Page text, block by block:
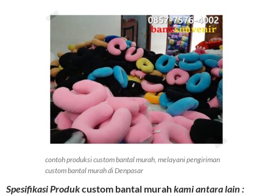
contoh produksi custom bantal murah, melayani pengiriman
custom bantal murah di Denpasar
Spesifikasi Produkcustom bantal murahkami antara lain :